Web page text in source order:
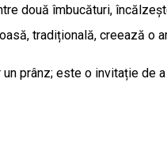
două îmbucături,
tradițională, creează o
prânz; este o invitație de